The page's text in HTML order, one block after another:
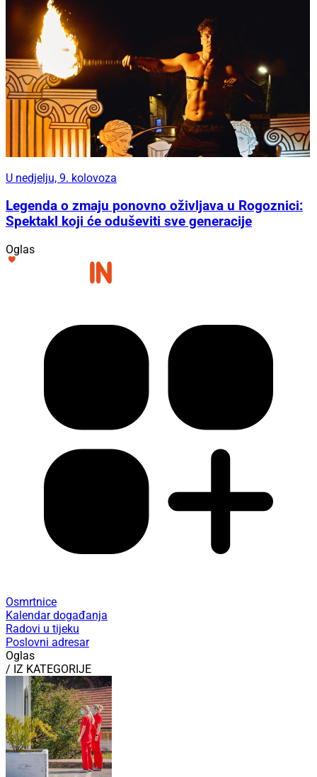
U nedjelju, 9. kolovoza
Legenda o zmaju ponovno oživljava u Rogoznici:
Spektakl koji će oduševiti sve generacije
Oglas
Osmrtnice
Kalendar događanja
Radovi u tijeku
Poslovni adresar
Oglas
/ IZ KATEGORIJE